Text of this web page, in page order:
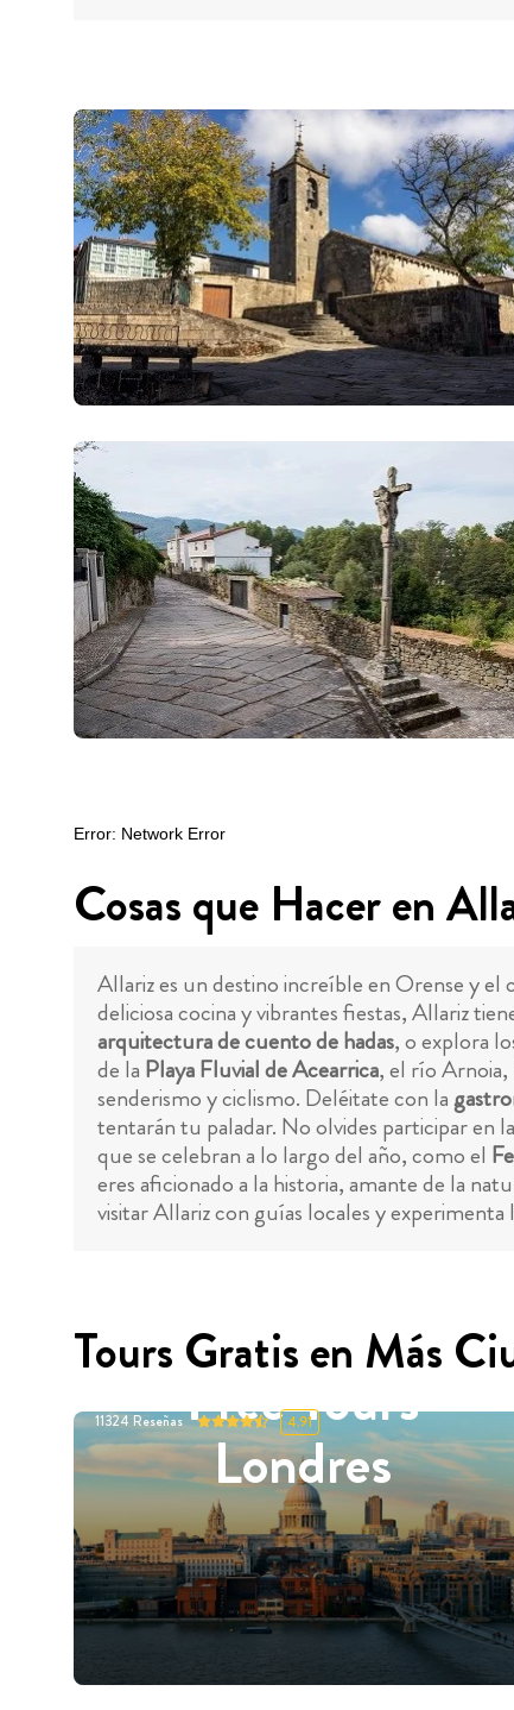
Cosas que Hacer en
Allariz es un destino increíble en Orense y
deliciosa cocina y vibrantes fiestas, Allariz
arquitectura de cuento de hadas, o explora
de la Playa Fluvial de Acearrica, el río Arnoia,
senderismo y ciclismo. Deléitate con la
tentarán tu paladar. No olvides participar en
que se celebran a lo largo del año, como el
eres aficionado a la historia, amante de la
visitar Allariz con guías locales y experimenta
Tours Gratis en Más
Free Tours
Londres
11324Reseñas 4.91